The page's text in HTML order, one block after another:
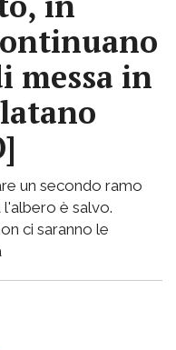
messa in
un secondo ramo
è salvo.
ci saranno le